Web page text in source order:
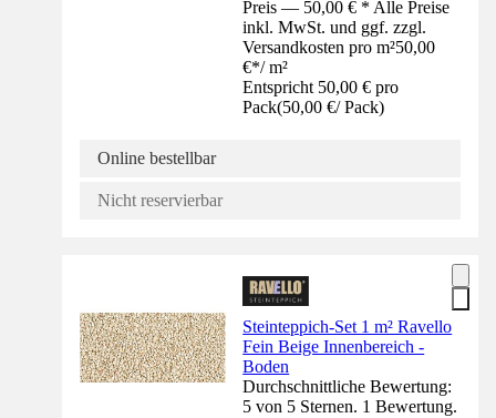
Preis — 50,00 € * Alle Preise
inkl. MwSt. und ggf. zzgl.
Versandkosten pro m²50,00
€*/ m²
Entspricht 50,00 € pro
Pack(50,00 €/ Pack)
Online bestellbar
Nicht reservierbar
Steinteppich-Set 1 m² Ravello
Fein Beige Innenbereich -
Boden
Durchschnittliche Bewertung:
5 von 5 Sternen. 1 Bewertung.